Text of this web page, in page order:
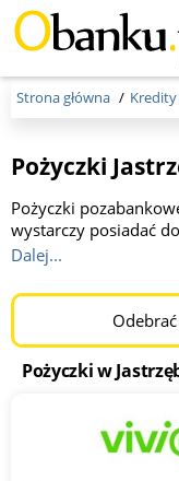
Menu
Strona główna
Pożyczki
Pożyczki
wystarczy posiadać
posiadać konto w
przeciwieństwie do
niskich zarobkach, a
zadłużeni albo
Pożyczki
online, są jednak
placówkach.
Dalej...
Pożyczki w